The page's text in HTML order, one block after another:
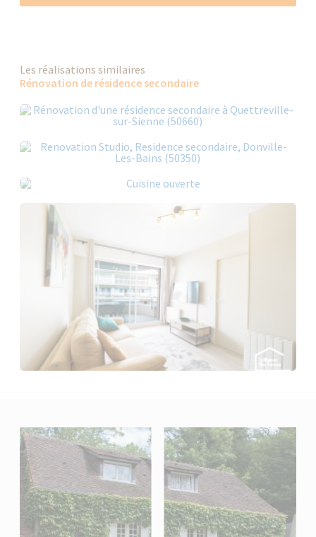
Les réalisations similaires
Rénovation de résidence secondaire